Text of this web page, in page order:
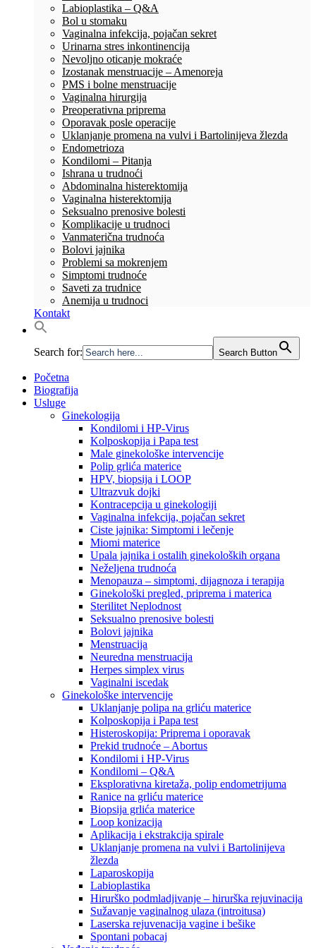
Labioplastika – Q&A
Bol u stomaku
Vaginalna infekcija, pojačan sekret
Urinarna stres inkontinencija
Nevoljno oticanje mokraće
Izostanak menstruacije – Amenoreja
PMS i bolne menstruacije
Vaginalna hirurgija
Preoperativna priprema
Oporavak posle operacije
Uklanjanje promena na vulvi i Bartolinijeva žlezda
Endometrioza
Kondilomi – Pitanja
Ishrana u trudnoći
Abdominalna histerektomija
Vaginalna histerektomija
Seksualno prenosive bolesti
Komplikacije u trudnoci
Vanmaterična trudnoća
Bolovi jajnika
Problemi sa mokrenjem
Simptomi trudnoće
Saveti za trudnice
Anemija u trudnoci
Kontakt
Search for: Search Button
Početna
Biografija
Usluge
Ginekologija
Kondilomi i HP-Virus
Kolposkopija i Papa test
Male ginekološke intervencije
Polip grlića materice
HPV, biopsija i LOOP
Ultrazvuk dojki
Kontracepcija u ginekologiji
Vaginalna infekcija, pojačan sekret
Ciste jajnika: Simptomi i lečenje
Miomi materice
Upala jajnika i ostalih ginekoloških organa
Neželjena trudnoća
Menopauza – simptomi, dijagnoza i terapija
Ginekološki pregled, priprema i materica
Sterilitet Neplodnost
Seksualno prenosive bolesti
Bolovi jajnika
Menstruacija
Neuredna menstruacija
Herpes simplex virus
Vaginalni iscedak
Ginekološke intervencije
Uklanjanje polipa na grliću materice
Kolposkopija i Papa test
Histeroskopija: Priprema i oporavak
Prekid trudnoće – Abortus
Kondilomi i HP-Virus
Kondilomi – Q&A
Eksplorativna kiretaža, polip endometrijuma
Ranice na grliću materice
Biopsija grlića materice
Loop konizacija
Aplikacija i ekstrakcija spirale
Uklanjanje promena na vulvi i Bartolinijeva
žlezda
Laparoskopija
Labioplastika
Hirurško podmladjivanje – hirurška rejuvinacija
Sužavanje vaginalnog ulaza (introitusa)
Laserska rejuvenacija vagine i bešike
Spontani pobacaj